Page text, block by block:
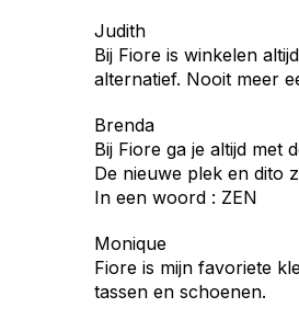
Judith
Bij Fiore is winkelen
alternatief. Nooit meer
Brenda
Bij Fiore ga je altijd met
De nieuwe plek en dito
In een woord : ZEN
Monique
Fiore is mijn favoriete
tassen en schoenen.